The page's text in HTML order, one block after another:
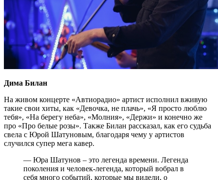
Дима Билан
На живом концерте «Автиорадио» артист исполнил вживую
такие свои хиты, как «Девочка, не плачь», «Я просто люблю
тебя», «На берегу неба», «Молния», «Держи» и конечно же
про «Про белые розы». Также Билан рассказал, как его судьба
свела с Юрой Шатуновым, благодаря чему у артистов
случился супер мега кавер.
— Юра Шатунов – это легенда времени. Легенда
поколения и человек-легенда, который вобрал в
себя много событий, которые мы видели, о